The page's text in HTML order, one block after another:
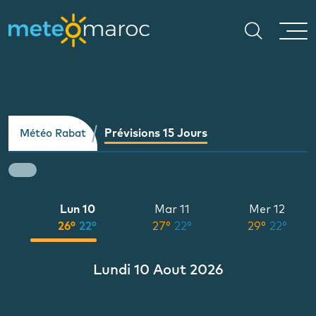
Météo Rabat Prévisions 15 Jours
Lun 10
26° 22°
Mar 11
27° 22°
Mer 12
29° 22°
Lundi 10 Aout 2026